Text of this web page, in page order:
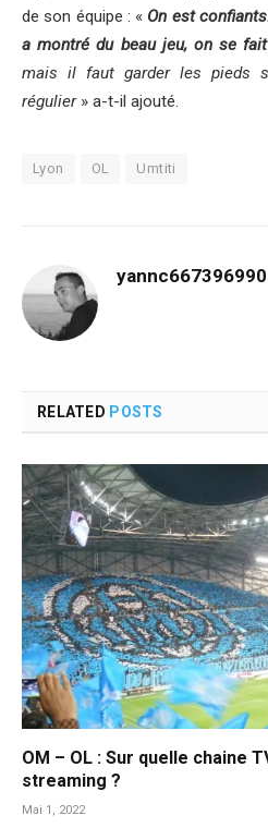
de son équipe : « On est
a montré du beau jeu, on se
mais il faut garder les pieds
régulier» a-t-il ajouté.
Lyon OL Umtiti
RELATED POSTS
OM – OL : Sur quelle chaine
streaming ?
Mai 1, 2022